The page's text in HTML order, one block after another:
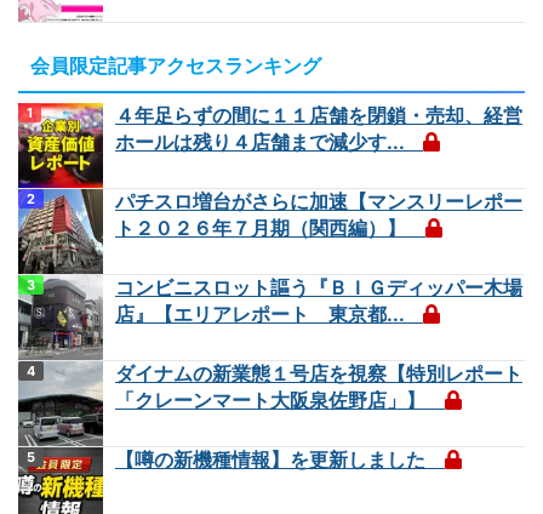
会員限定記事アクセスランキング
４年足らずの間に１１店舗を閉鎖・売却、経営
ホールは残り４店舗まで減少す...
パチスロ増台がさらに加速【マンスリーレポー
ト２０２６年７月期（関西編）】
コンビニスロット謳う『ＢＩＧディッパー木場
店』【エリアレポート 東京都...
ダイナムの新業態１号店を視察【特別レポート
「クレーンマート大阪泉佐野店」】
【噂の新機種情報】を更新しました